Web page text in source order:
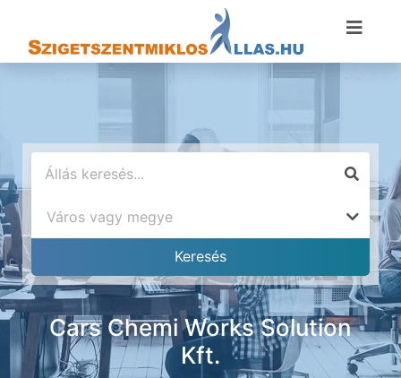
Cars Chemi Works Solution
Kft.